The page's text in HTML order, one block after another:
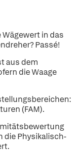
in das
Passé!
aus dem
die Waage
(FAM).
die Physikalisch-